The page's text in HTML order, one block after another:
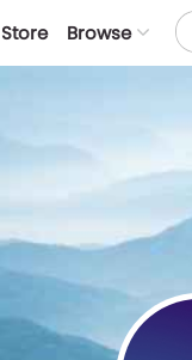
Store Browse